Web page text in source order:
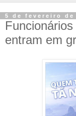
5 de fevereiro de
entram em